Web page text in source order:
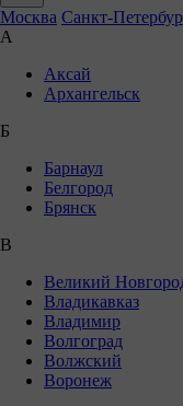
Москва Санкт-
А
Аксай
Архангельск
Б
Барнаул
Белгород
Брянск
В
Великий
Владикавказ
Владимир
Волгоград
Волжский
Воронеж